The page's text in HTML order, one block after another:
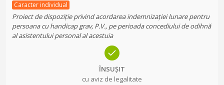
Caracter individual
Proiect de dispoziție privind acordarea indemnizației lunare pentru
persoana cu handicap grav, P.V., pe perioada concediului de odihnă
al asistentului personal al acestuia
ÎNSUȘIT
cu aviz de legalitate